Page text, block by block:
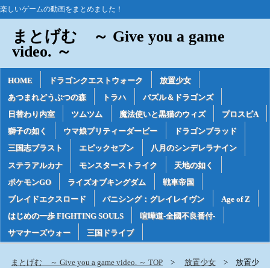
楽しいゲームの動画をまとめました！
まとげむ ～ Give you a game
video. ～
HOME ドラゴンクエストウォーク
放置少女
あつまれどうぶつの森
トラハ
パズル＆ドラゴンズ
日替わり内室
ツムツム 魔法使いと黒猫のウィズ
プロスピA
獅子の如く
ウマ娘プリティーダービー
ドラゴンブラッド
三国志ブラスト
エピックセブン
八月のシンデレラナイン
ステラアルカナ
モンスターストライク
天地の如く
ポケモンGO
ライズオブキングダム
戦車帝国
ブレイドエクスロード
パニシング：グレイレイヴン
Age of Z
はじめの一歩 FIGHTING SOULS
喧嘩道-全國不良番付-
サマナーズウォー
三国ドライブ
まとげむ ～ Give you a game video. ～ TOP 放置少女
放置少